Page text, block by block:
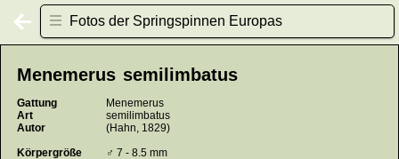
Fotos der Springspinnen Europas
Menemerus semilimbatus
Gattung
Menemerus
Art
semilimbatus
Autor
(Hahn, 1829)
Körpergröße
♂ 7 - 8.5 mm